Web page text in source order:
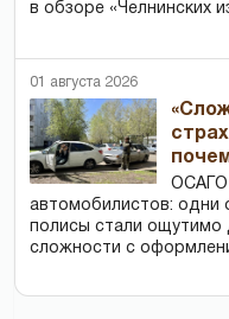
в обзоре «Челнинских
01 августа 2026
ОСАГО
автомобилистов: одни
полисы стали
сложности с